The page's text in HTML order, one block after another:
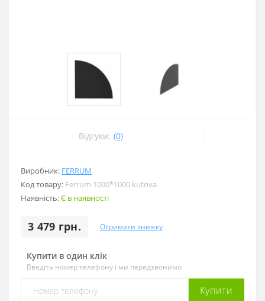
Відгуки: (0)
Виробник: FERRUM
Код товару: Ferrum 1000*1000 kutova
Наявність:Є в наявності
3 479 грн. Отримати знижку
Купити в один клік
Введіть номер телефону і ми передзвонимо
Купити